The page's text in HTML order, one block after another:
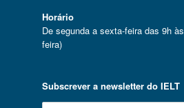
Horário
De segunda a sexta-feira das 9h
feira)
Subscrever a newsletter do IELT